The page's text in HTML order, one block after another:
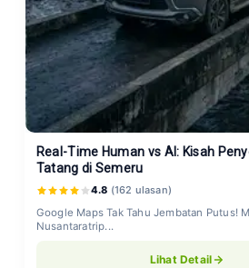
Real-Time Human vs AI: Kisah
Tatang di Semeru
4.8 (162 ulasan)
Google Maps Tak Tahu Jembatan Putus!
Nusantaratrip...
Lihat Detail